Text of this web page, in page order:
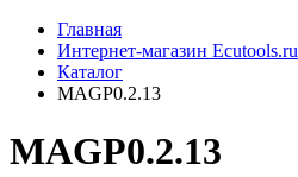
Главная
Интернет-магазин Ecutools.ru
Каталог
MAGP0.2.13
MAGP0.2.13